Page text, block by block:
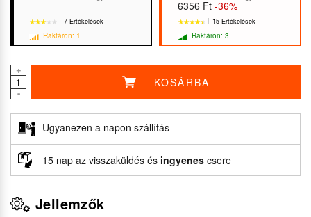
7 Ertékelések
Raktáron: 1
6356 Ft -36%
15 Ertékelések
Raktáron: 3
+
-
KOSÁRBA
Ugyanezen a napon szállítás
15 nap az visszaküldés és ingyenes csere
Jellemzők